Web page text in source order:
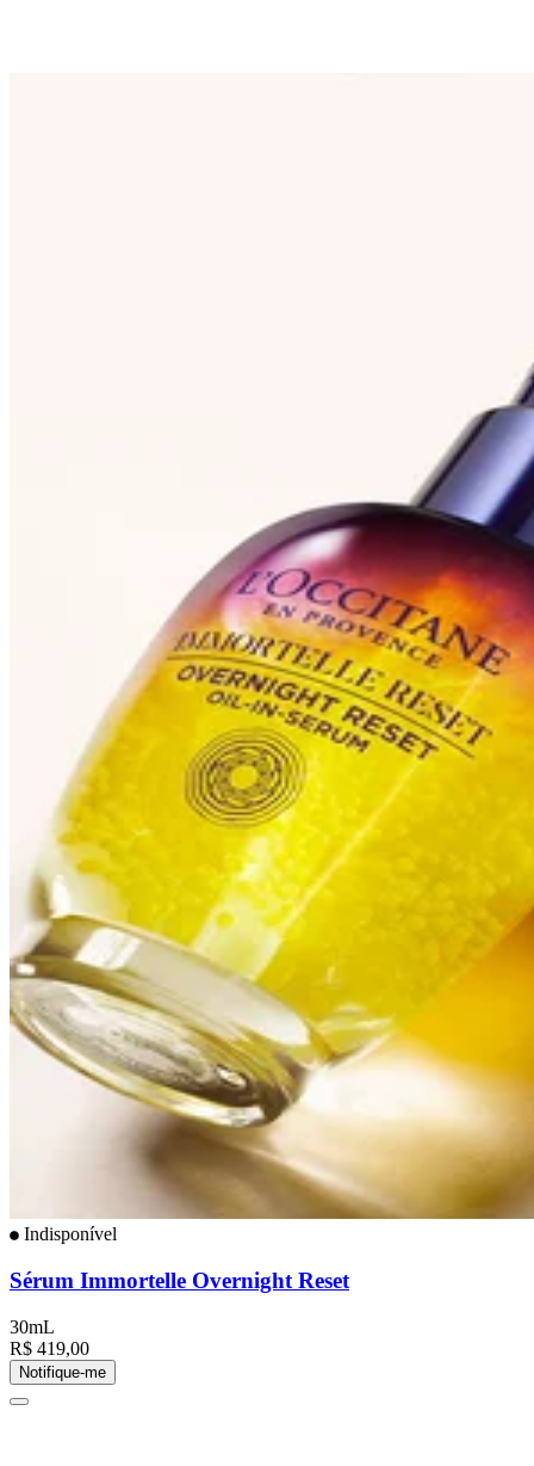
Indisponível
Sérum Immortelle Overnight Reset
30mL
R$ 419,00
Notifique-me